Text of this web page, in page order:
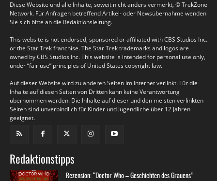
Diese Website und alle Inhalte, soweit nicht anders vermerkt, © TrekZone
Network. Für Anfragen betreffend Artikel- oder Newsübernahme wenden
Sie sich bitte an die Redaktionsleitung.
This website is not endorsed, sponsored or affiliated with CBS Studios Inc.
or the Star Trek franchise. The Star Trek trademarks and logos are
owned by CBS Studios Inc. This website is intended for personal use only,
under “fair use” principles of United States copyright law.
Auf dieser Website wird zu anderen Seiten im Internet verlinkt. Für die
Inhalte auf diesen Seiten von Dritten kann keine Verantwortung
übernommen werden. Die Inhalte auf dieser und den meisten verlinkten
Seiten sind unverbindlich für Kinder und Jugendliche über 12 Jahren
geeignet.
Redaktionstipps
Rezension: “Doctor Who – Geschichten des Grauens”